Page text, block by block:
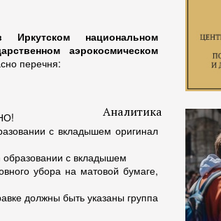
Аналитика
Иркутском национальном
аэрокосмическом
перечня:
с вкладышем оригинал
образовании с вкладышем
убора на матовой бумаге,
должны быть указаны группа